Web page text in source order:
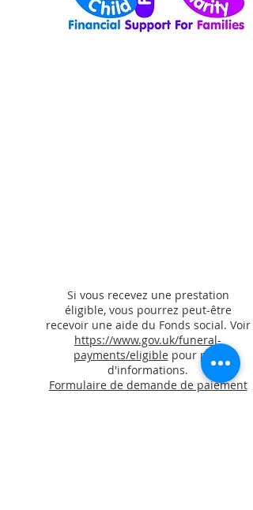
Si vous recevez une prestation
éligible, vous pourrez peut-être
recevoir une aide du Fonds social. Voir
https://www.gov.uk/funeral-
payments/eligiblepour plus
d'informations.
Formulaire de demande de paiement